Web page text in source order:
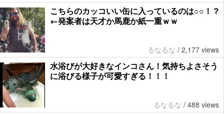
こちらのカッコいい缶に入っているのは○○！？
←発案者は天才か馬鹿か紙一重ｗｗ
るなるな / 2,177 views
水浴びが大好きなインコさん！気持ちよさそう
に浴びる様子が可愛すぎる！！！
るなるな / 488 views